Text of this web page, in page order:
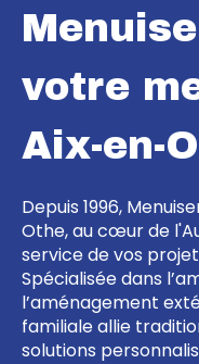
votre
Aix-en-
Depuis 1996,
Othe, au cœur de
service de vos
Spécialisée dans
l’aménagement
familiale allie
solutions